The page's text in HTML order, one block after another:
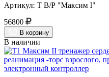
Артикул: Т В/Р "Максим I"
56800
В корзину
В наличии